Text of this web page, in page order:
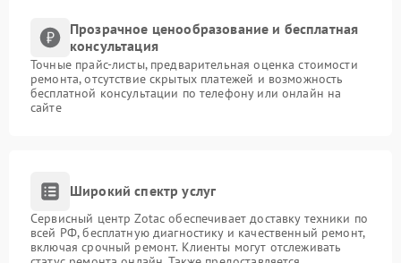
Прозрачное ценообразование и бесплатная
консультация
Точные прайс-листы, предварительная оценка стоимости
ремонта, отсутствие скрытых платежей и возможность
бесплатной консультации по телефону или онлайн на
сайте
Широкий спектр услуг
Сервисный центр Zotac обеспечивает доставку техники по
всей РФ, бесплатную диагностику и качественный ремонт,
включая срочный ремонт. Клиенты могут отслеживать